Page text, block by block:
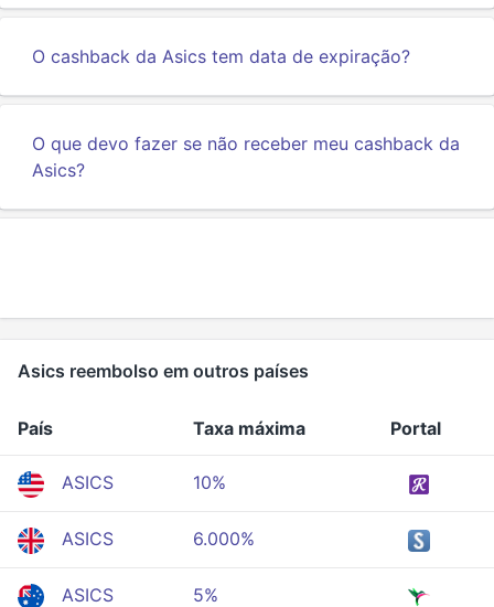
O cashback da Asics tem data de expiração?
O que devo fazer se não receber meu cashback da
Asics?
Asics reembolso em outros países
País Taxa máxima Portal
ASICS 10%
ASICS 6.000%
ASICS 5%